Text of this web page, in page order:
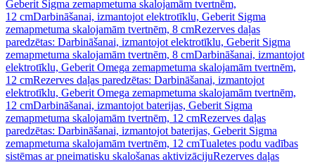
Geberit Sigma zemapmetuma skalojamām tvertnēm,
12 cmDarbināšanai, izmantojot elektrotīklu, Geberit Sigma
zemapmetuma skalojamām tvertnēm, 8 cmRezerves daļas
paredzētas: Darbināšanai, izmantojot elektrotīklu, Geberit Sigma
zemapmetuma skalojamām tvertnēm, 8 cmDarbināšanai, izmantojot
elektrotīklu, Geberit Omega zemapmetuma skalojamām tvertnēm,
12 cmRezerves daļas paredzētas: Darbināšanai, izmantojot
elektrotīklu, Geberit Omega zemapmetuma skalojamām tvertnēm,
12 cmDarbināšanai, izmantojot baterijas, Geberit Sigma
zemapmetuma skalojamām tvertnēm, 12 cmRezerves daļas
paredzētas: Darbināšanai, izmantojot baterijas, Geberit Sigma
zemapmetuma skalojamām tvertnēm, 12 cmTualetes podu vadības
sistēmas ar pneimatisku skalošanas aktivizācijuRezerves daļas